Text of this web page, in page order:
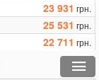
23 931 грн.
25 531 грн.
22 711 грн.
23 931грн.
25 531грн.